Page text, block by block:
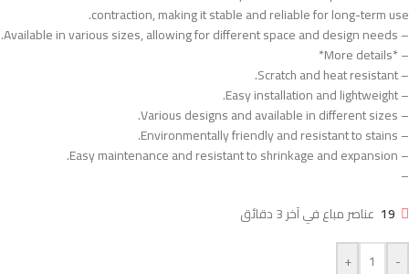
contraction, making it stable and reliable for long-term use.
– Available in various sizes, allowing for different space and design needs.
– *More details*
– Scratch and heat resistant.
– Easy installation and lightweight.
– Various designs and available in different sizes.
– Environmentally friendly and resistant to stains.
– Easy maintenance and resistant to shrinkage and expansion.
–
19 عناصر مباع في آخر 3 دقائق
-
+